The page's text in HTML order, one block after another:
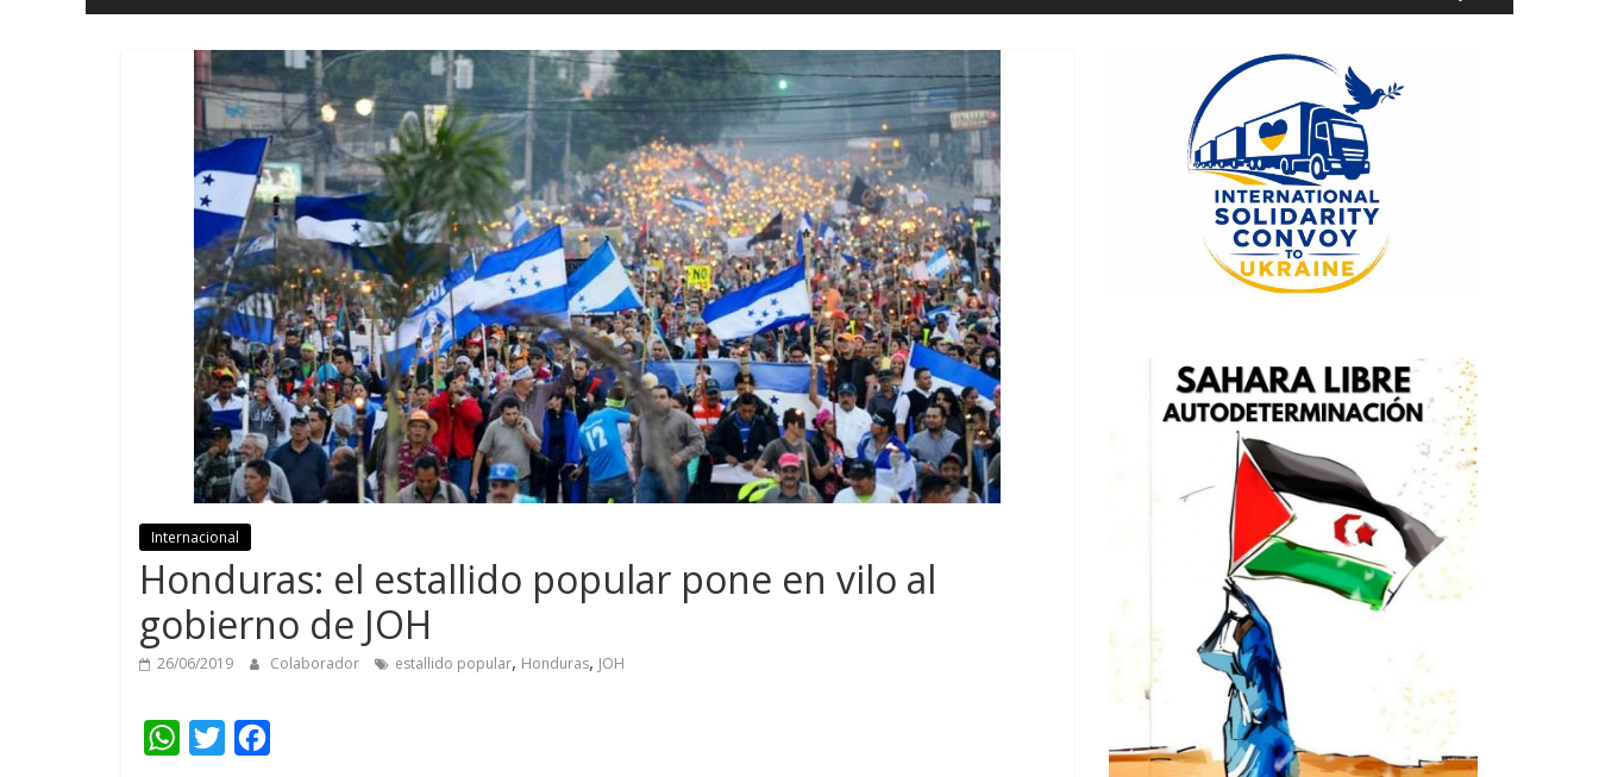
Libertad
Internacional
Honduras: el estallido popular pone en vilo al
gobierno de JOH
26/06/2019 Colaborador estallido popular, Honduras, JOH
W